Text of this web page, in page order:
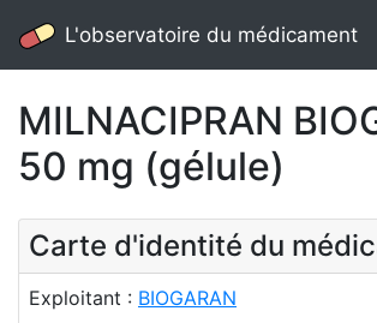
L'observatoire du médicament
MILNACIPRAN
50 mg (gélule)
Carte d'identité du
Exploitant : BIOGARAN